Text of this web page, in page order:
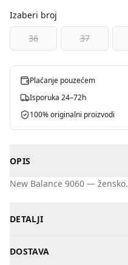
Izaberi broj
36 37
Plaćanje pouzećem
Isporuka 24–72h
100% originalni proizvodi
OPIS
New Balance 9060 — žensko.
DETALJI
Model
DOSTAVA